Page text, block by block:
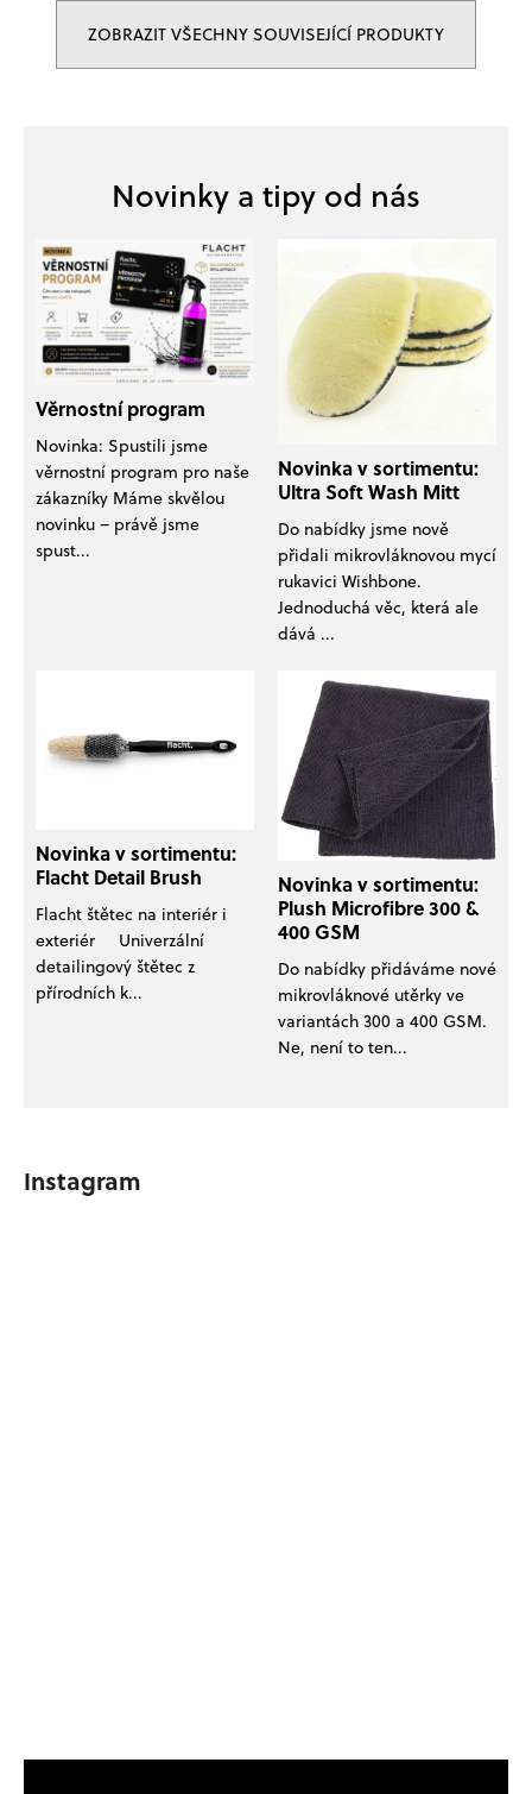
ZOBRAZIT VŠECHNY SOUVISEJÍCÍ PRODUKTY
Věrnostní program
Novinka: Spustili jsme
věrnostní program pro naše
zákazníky Máme skvělou
novinku – právě jsme
spust...
Novinka v sortimentu:
Ultra Soft Wash Mitt
Do nabídky jsme nově
přidali mikrovláknovou mycí
rukavici Wishbone.
Jednoduchá věc, která ale
dává ...
Novinka v sortimentu:
Flacht Detail Brush
Flacht štětec na interiér i
exteriér Univerzální
detailingový štětec z
přírodních k...
Novinka v sortimentu:
Plush Microfibre 300 &
400 GSM
Do nabídky přidáváme nové
mikrovláknové utěrky ve
variantách 300 a 400 GSM.
Ne, není to ten...
Instagram